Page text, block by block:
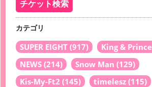
カテゴリ
SUPER EIGHT (917) King & Prince
NEWS (214) Snow Man (129)
Kis-My-Ft2 (145) timelesz (115)